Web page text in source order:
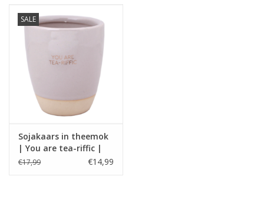
Relatiegeschenken & Bedankjes
Huisparfums
Merken
SALE
Sojakaars in theemok
| You are tea-riffic |
My Flame
€17,99 €14,99